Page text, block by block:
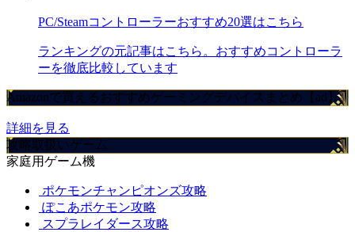
PC/Steamコントローラーおすすめ20選はこちら
ランキングの元記事はこちら。おすすめコントローラ
ーを徹底比較しています
Amazonで買えるおすすめゲーミングデバイスまとめ【ad】
詳細を見る
攻略取扱いゲーム
家庭用ゲーム機
ポケモンチャンピオンズ攻略
ぽこあポケモン攻略
スプラレイダース攻略